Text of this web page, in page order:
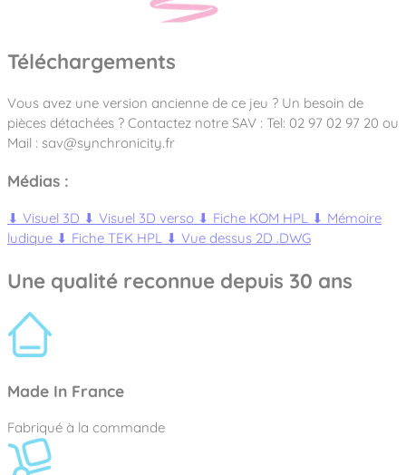
Téléchargements
Vous avez une version ancienne de ce jeu ? Un besoin de
pièces détachées ? Contactez notre SAV : Tel: 02 97 02 97 20 ou
Mail : sav@synchronicity.fr
Médias :
⬇ Visuel 3D ⬇ Visuel 3D verso ⬇ Fiche KOM HPL ⬇ Mémoire
ludique ⬇ Fiche TEK HPL ⬇ Vue dessus 2D .DWG
Une qualité reconnue depuis 30 ans
Made In France
Fabriqué à la commande